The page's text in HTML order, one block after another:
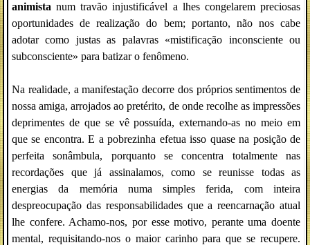
animista num travão injustificável a lhes congelarem preciosas
oportunidades de realização do bem; portanto, não nos cabe
adotar como justas as palavras «mistificação inconsciente ou
subconsciente» para batizar o fenômeno.
Na realidade, a manifestação decorre dos próprios sentimentos de
nossa amiga, arrojados ao pretérito, de onde recolhe as impressões
deprimentes de que se vê possuída, externando-as no meio em
que se encontra. E a pobrezinha efetua isso quase na posição de
perfeita sonâmbula, porquanto se concentra totalmente nas
recordações que já assinalamos, como se reunisse todas as
energias da memória numa simples ferida, com inteira
despreocupação das responsabilidades que a reencarnação atual
lhe confere. Achamo-nos, por esse motivo, perante uma doente
mental, requisitando-nos o maior carinho para que se recupere.